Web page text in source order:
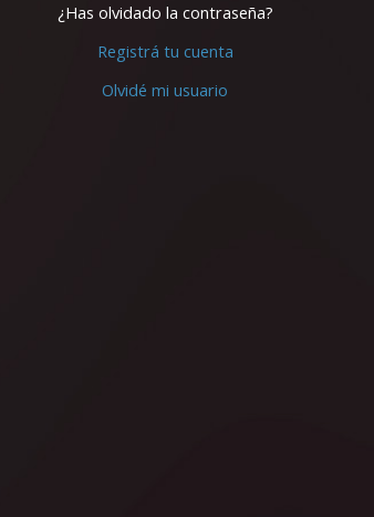
¿Has olvidado la contraseña?
Registrá tu cuenta
Olvidé mi usuario